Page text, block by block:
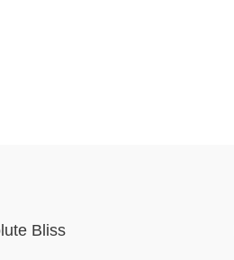
Bliss